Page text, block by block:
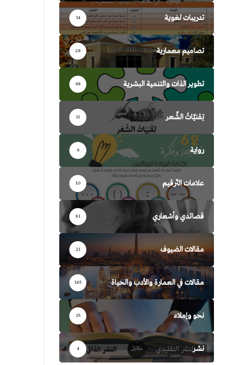
تدريبات لغوية 14
تصاميم معمارية 28
تطوير الذات والتنمية البشرية 68
تِقنيَّاتُ الشِّعر 11
رواية 6
علامات التّرقيم 10
قصائدي وأشعاري 81
مقالات الضيوف 21
مقالات في العمارة والأدب والحياة 165
نحو وإملاء 35
نشر 4